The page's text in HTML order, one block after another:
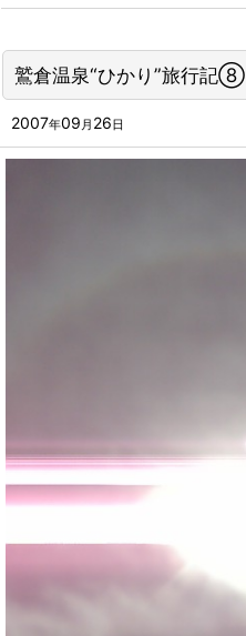
鷲倉温泉“ひかり”旅行記⑧
2007年09 月 26 日